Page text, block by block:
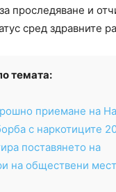
проследяване и
сред здравните
темата:
приемане на
с наркотиците
поставянето на
на обществени